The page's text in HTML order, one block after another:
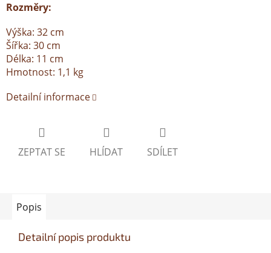
Rozměry:
Výška: 32 cm
Šířka: 30 cm
Délka: 11 cm
Hmotnost: 1,1 kg
Detailní informace
ZEPTAT SE HLÍDAT SDÍLET
Popis
Detailní popis produktu